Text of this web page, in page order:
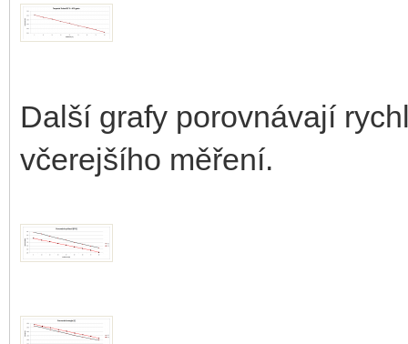
Další grafy porovnávají
včerejšího měření.